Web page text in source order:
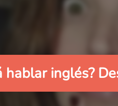
inglés?